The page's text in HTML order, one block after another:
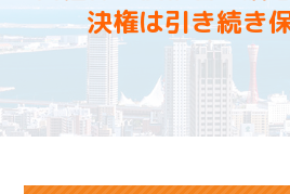
決権は引き続き